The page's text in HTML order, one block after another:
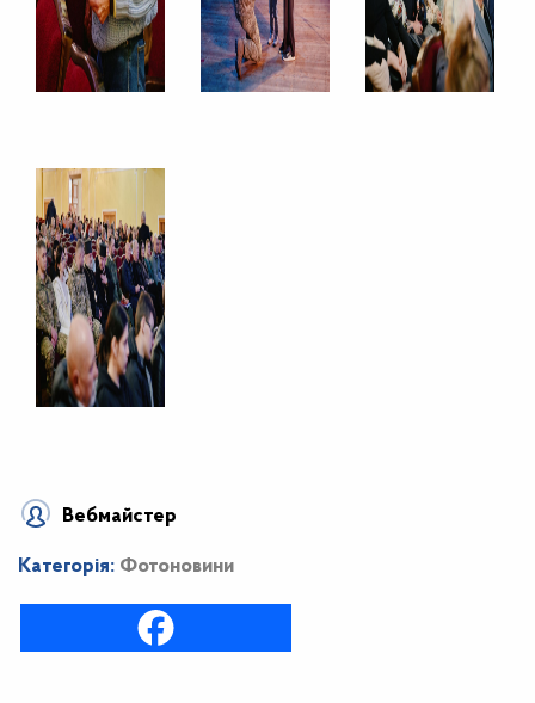
Вебмайстер
Категорія: Фотоновини